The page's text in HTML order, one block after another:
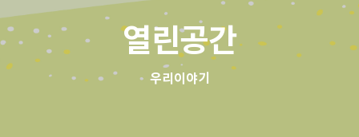
열린공간
우리이야기